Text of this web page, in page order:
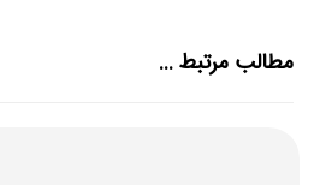
مطالب مرتبط ...